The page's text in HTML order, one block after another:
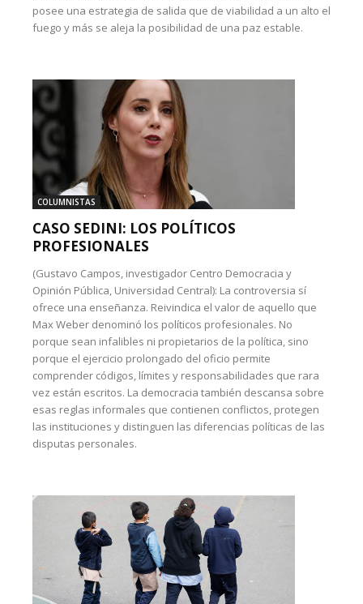
posee una estrategia de salida que de viabilidad a un alto el
fuego y más se aleja la posibilidad de una paz estable.
COLUMNISTAS
CASO SEDINI: LOS POLÍTICOS
PROFESIONALES
(Gustavo Campos, investigador Centro Democracia y
Opinión Pública, Universidad Central): La controversia sí
ofrece una enseñanza. Reivindica el valor de aquello que
Max Weber denominó los políticos profesionales. No
porque sean infalibles ni propietarios de la política, sino
porque el ejercicio prolongado del oficio permite
comprender códigos, límites y responsabilidades que rara
vez están escritos. La democracia también descansa sobre
esas reglas informales que contienen conflictos, protegen
las instituciones y distinguen las diferencias políticas de las
disputas personales.